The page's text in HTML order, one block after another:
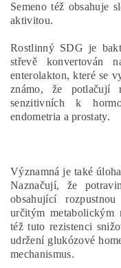
Semeno též obsahuje
aktivitou.
Rostlinný SDG je
střevě konvertován
enterolakton, které se
známo, že potlačují
senzitivních k
endometria a prostaty.
Významná je také
Naznačují, že
obsahující
určitým metabolickým
též tuto rezistenci
udržení glukózové
mechanismus.